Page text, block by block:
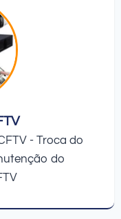
- Troca do
do